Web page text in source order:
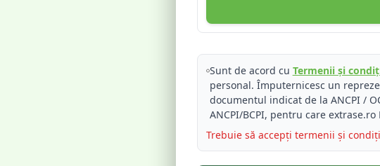
Sunt de acord cu Termenii și
personal. Împuternicesc un
documentul indicat de la ANCPI /
ANCPI/BCPI, pentru care
Trebuie să accepți termenii și